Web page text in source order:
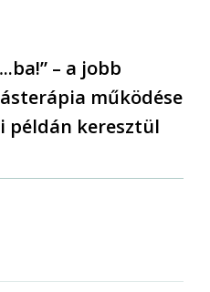
– a jobb
működése
példán keresztül